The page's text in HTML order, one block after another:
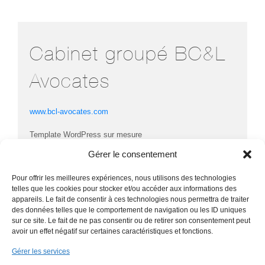
Gérer le consentement
Pour offrir les meilleures expériences, nous utilisons des technologies
telles que les cookies pour stocker et/ou accéder aux informations des
appareils. Le fait de consentir à ces technologies nous permettra de traiter
des données telles que le comportement de navigation ou les ID uniques
sur ce site. Le fait de ne pas consentir ou de retirer son consentement peut
avoir un effet négatif sur certaines caractéristiques et fonctions.
Gérer les services
Cabinet groupé BC&L
Avocates
www.bcl-avocates.com
Template WordPress sur mesure
Optimisation des images
Formation au contenu
Sécurité : anti spam, espion, sauvegarde de la base de
donnée, login protect